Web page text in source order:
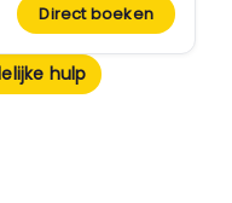
Direct boeken
hulp